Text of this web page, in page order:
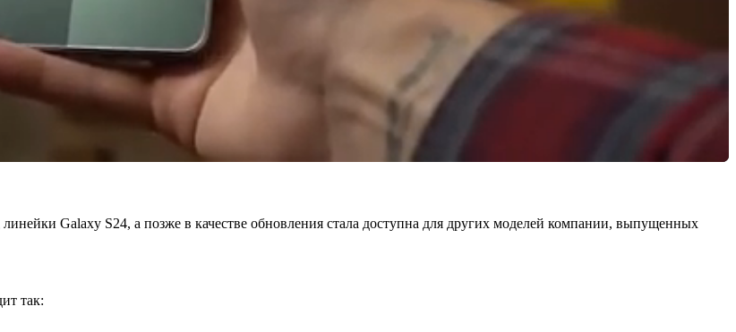
Galaxy S24, а позже в качестве обновления стала доступна для других моделей компании, выпущенных
так: